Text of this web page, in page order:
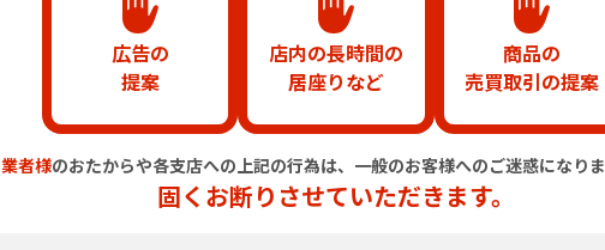
広告の
提案
店内の長時間の
居座りなど
商品の
売買取引の提案
業者様のおたからや各支店への上記の行為は、 一般のお客様へのご迷惑になり
固くお断りさせていただきます。